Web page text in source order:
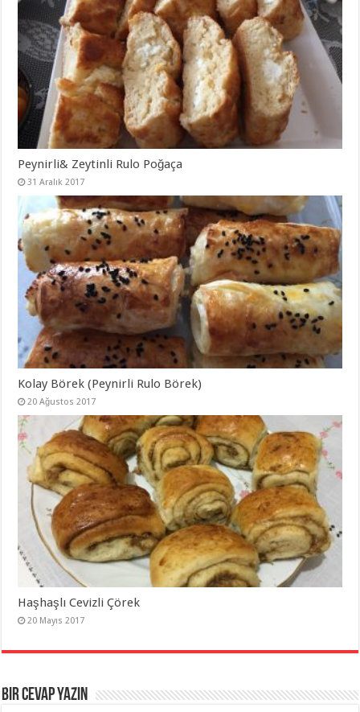
Peynirli& Zeytinli Rulo Poğaça
31 Aralık 2017
Kolay Börek (Peynirli Rulo Börek)
20 Ağustos 2017
Haşhaşlı Cevizli Çörek
20 Mayıs 2017
Bir cevap yazın